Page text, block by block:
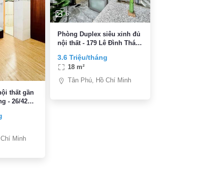
thất gần
- 26/42
Minh
6
Phòng Duplex siêu xinh đủ
nội thất - 179 Lê Đình Thám
Aeon Mall Tân Phú)
3.6 Triệu/tháng
18 m²
Tân Phú, Hồ Chí Minh